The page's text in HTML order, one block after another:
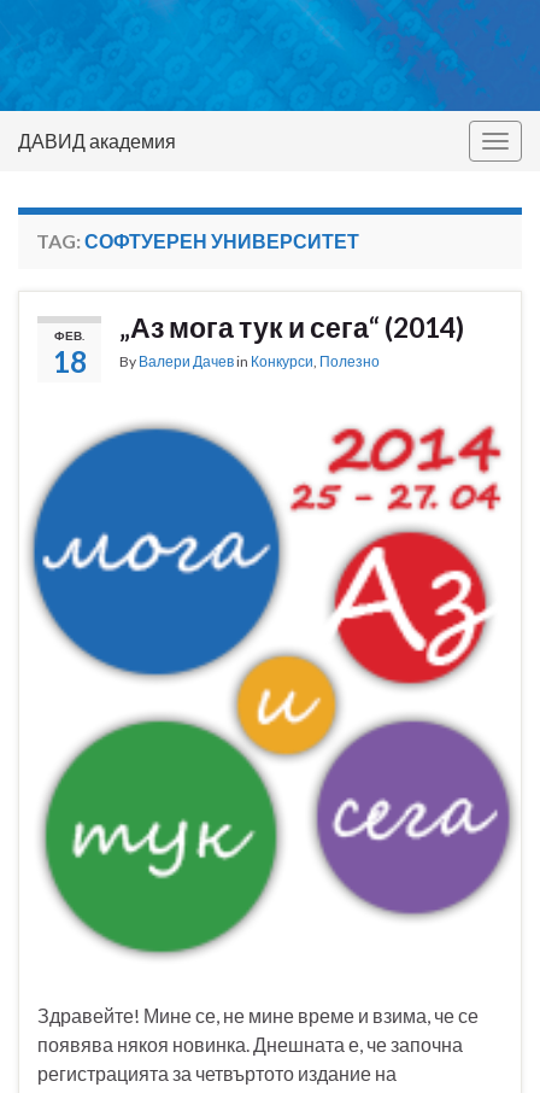
ДАВИД академия
TAG: СОФТУЕРЕН УНИВЕРСИТЕТ
ФЕВ.
18
„Аз мога тук и сега“ (2014)
By Валери Дачевin Конкурси, Полезно
Здравейте! Мине се, не мине време и взима, че се
появява някоя новинка. Днешната е, че започна
регистрацията за четвъртото издание на